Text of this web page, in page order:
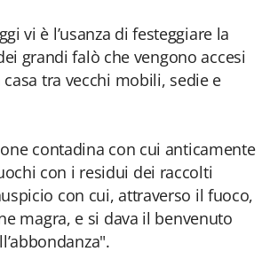
vi è l’usanza di festeggiare la
grandi falò che vengono accesi
tra vecchi mobili, sedie e
contadina con cui anticamente
con i residui dei raccolti
con cui, attraverso il fuoco,
magra, e si dava il benvenuto